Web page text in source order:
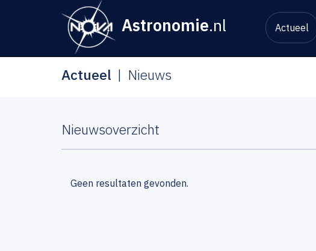
Astronomie.nl Actueel
Actueel Nieuws
Nieuwsoverzicht
Geen resultaten gevonden.